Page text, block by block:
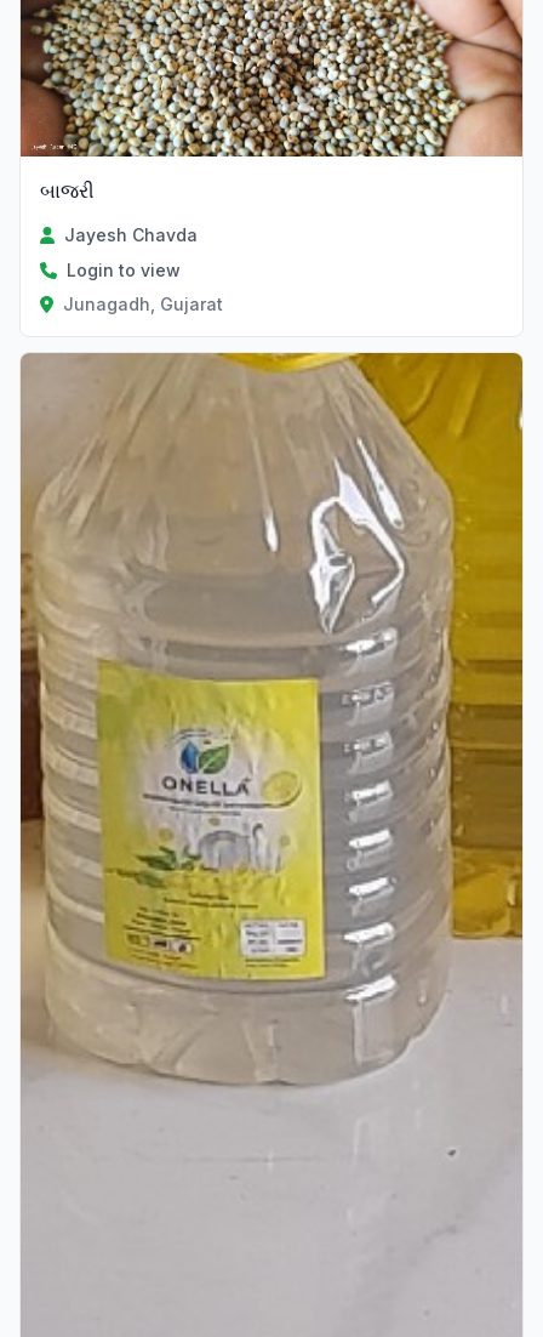
બાજરી
Jayesh Chavda
Login to view
Junagadh, Gujarat